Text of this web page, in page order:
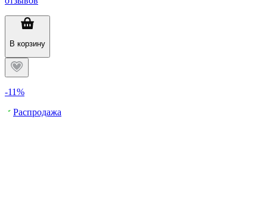
В корзину
-11%
Распродажа